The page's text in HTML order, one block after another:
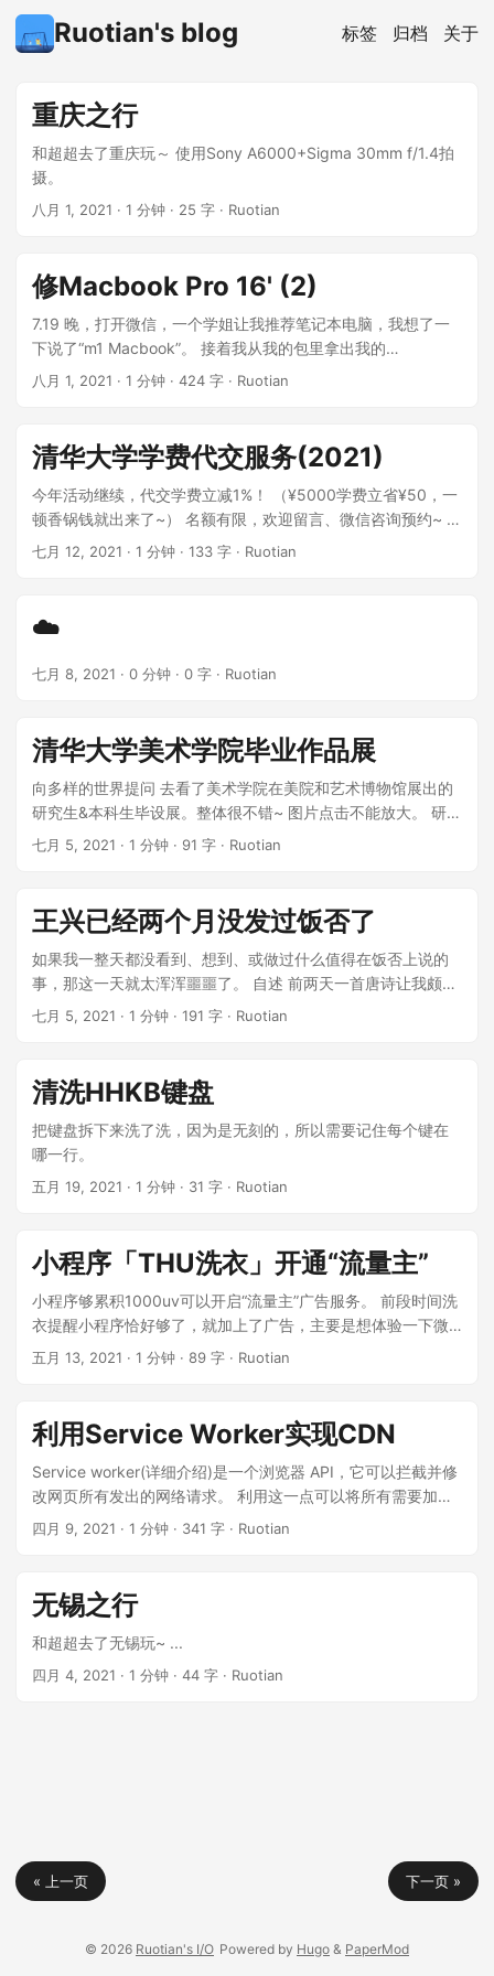
Ruotian's blog 标签 归档 关于
重庆之行
和超超去了重庆玩～ 使用Sony A6000+Sigma 30mm f/1.4拍
摄。
八月 1, 2021 · 1 分钟 · 25 字 · Ruotian
修Macbook Pro 16' (2)
7.19 晚，打开微信，一个学姐让我推荐笔记本电脑，我想了一
下说了“m1 Macbook”。 接着我从我的包里拿出我的
Macbook，发现按开机键没有反应，插电没有反应。 ...
八月 1, 2021 · 1 分钟 · 424 字 · Ruotian
清华大学学费代交服务(2021)
今年活动继续，代交学费立减1%！ （¥5000学费立省¥50，一
顿香锅钱就出来了~） 名额有限，欢迎留言、微信咨询预约~ 温
馨提示：学校8.12号开启交费通道，如果想参与代交学费活动
七月 12, 2021 · 1 分钟 · 133 字 · Ruotian
☁️
七月 8, 2021 · 0 分钟 · 0 字 · Ruotian
清华大学美术学院毕业作品展
向多样的世界提问 去看了美术学院在美院和艺术博物馆展出的
研究生&本科生毕设展。整体很不错~ 图片点击不能放大。 研究
生 本科生 官方还有在线展，有兴趣的可以去找一找，这里就不
七月 5, 2021 · 1 分钟 · 91 字 · Ruotian
王兴已经两个月没发过饭否了
如果我一整天都没看到、想到、或做过什么值得在饭否上说的
事，那这一天就太浑浑噩噩了。 自述 前两天一首唐诗让我颇为
感叹：秦国警惕书生，但后来灭秦的刘项却不读书。这给我提
淘宝。同理，美团外卖最大的对手看起来是饿了么，但更可能
颠覆外卖的却是我们还没关注到的公司和模式。 ...
七月 5, 2021 · 1 分钟 · 191 字 · Ruotian
清洗HHKB键盘
把键盘拆下来洗了洗，因为是无刻的，所以需要记住每个键在
哪一行。
五月 19, 2021 · 1 分钟 · 31 字 · Ruotian
小程序「THU洗衣」开通“流量主”
小程序够累积1000uv可以开启“流量主”广告服务。 前段时间洗
衣提醒小程序恰好够了，就加上了广告，主要是想体验一下微
信广告的API。 微信广告“流量主”的说明文档 扫码直达广告页
五月 13, 2021 · 1 分钟 · 89 字 · Ruotian
利用Service Worker实现CDN
Service worker(详细介绍)是一个浏览器 API，它可以拦截并修
改网页所有发出的网络请求。 利用这一点可以将所有需要加速
的网络请求的 URL 修改为 CDN 地址实现加速。 以下service-
四月 9, 2021 · 1 分钟 · 341 字 · Ruotian
无锡之行
和超超去了无锡玩~ ...
四月 4, 2021 · 1 分钟 · 44 字 · Ruotian
« 上一页 下一页 »
© 2026 Ruotian's I/O Powered by Hugo & PaperMod